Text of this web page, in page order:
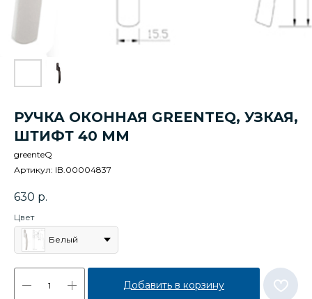
РУЧКА ОКОННАЯ GREENTEQ, УЗКАЯ,
ШТИФТ 40 ММ
greenteQ
Артикул: IB.00004837
630 р.
Цвет
Белый
Добавить в корзину